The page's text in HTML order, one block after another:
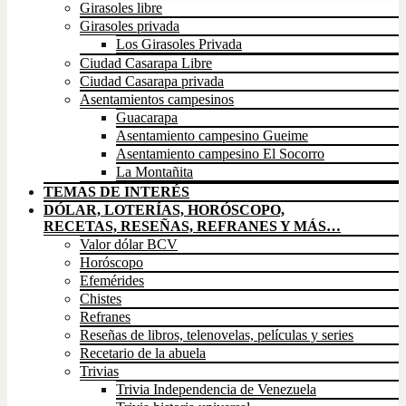
Girasoles libre
Girasoles privada
Los Girasoles Privada
Ciudad Casarapa Libre
Ciudad Casarapa privada
Asentamientos campesinos
Guacarapa
Asentamiento campesino Gueime
Asentamiento campesino El Socorro
La Montañita
TEMAS DE INTERÉS
DÓLAR, LOTERÍAS, HORÓSCOPO,
RECETAS, RESEÑAS, REFRANES Y MÁS…
Valor dólar BCV
Horóscopo
Efemérides
Chistes
Refranes
Reseñas de libros, telenovelas, películas y series
Recetario de la abuela
Trivias
Trivia Independencia de Venezuela